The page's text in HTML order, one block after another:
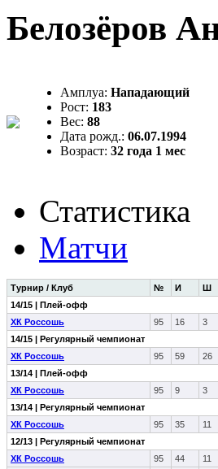
Белозёров
Амплуа: Нападающий
Рост: 183
Вес: 88
Дата рожд.: 06.07.1994
Возраст: 32 года 1 мес
Статистика
Матчи
Турнир / Клуб № И Ш
14/15 | Плей-офф
ХК Россошь
95 16 3
14/15 | Регулярный чемпионат
ХК Россошь
95 59 26
13/14 | Плей-офф
ХК Россошь
95 9 3
13/14 | Регулярный чемпионат
ХК Россошь
95 35 11
12/13 | Регулярный чемпионат
ХК Россошь
95 44 11